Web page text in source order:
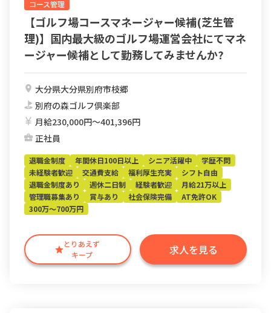
コース管理
【ゴルフ場コースマネージャー候補(芝生管
理)】国内最大級のゴルフ場運営会社にてマネ
ージャー候補として勤務してみませんか?
大分県大分県別府市枝郷
別府の森ゴルフ倶楽部
月給230,000円〜401,396円
正社員
とりあえず
キープ
求人を見る
退職金制度 年間休日100日以上 シニア活躍中
学歴不問
未経験者歓迎
交通費支給 福利厚生充実
シフト自由
退職金制度あり
週休二日制 経験者歓迎
月給21万以上
管理職募集あり
賞与あり 社会保険完備
AT免許OK
300万～700万円